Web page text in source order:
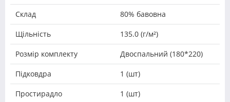
Склад 80% бавовна
Щільність 135.0 (г/м²)
Розмір комплекту Двоспальний (180*220)
Підковдра 1 (шт)
Простирадло 1 (шт)